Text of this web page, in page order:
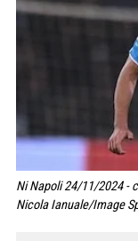
Ni Napoli 24/11/2024 -
Nicola Ianuale/Image